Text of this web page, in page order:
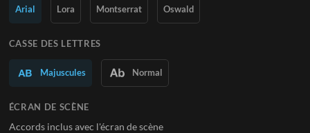
En savoir plus
Arial Lora Montserrat Oswald
CASSE DES LETTRES
Majuscules Normal
ÉCRAN DE SCÈNE
Accords inclus avec l'écran de scène